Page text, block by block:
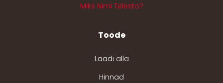
Miks Nimi Telesto?
Toode
Laadi alla
Hinnad